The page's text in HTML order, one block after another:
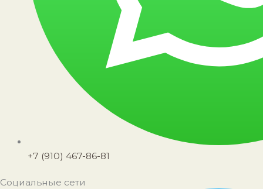
+7 (910) 467-86-81
Социальные сети